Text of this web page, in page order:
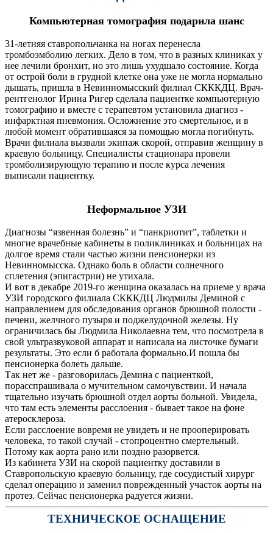
Компьютерная томография подарила шанс
31-летняя ставропольчанка на ногах перенесла
тромбоэмболию легких. Дело в том, что в разных клиниках у
нее лечили бронхит, но это лишь ухудшало состояние. Когда
от острой боли в грудной клетке она уже не могла нормально
дышать, пришла в Невинномысский филиал СКККДЦ. Врач-
рентгенолог Ирина Ригер сделала пациентке компьютерную
томографию и вместе с терапевтом установила диагноз -
инфарктная пневмония. Осложнение это смертельное, и в
любой момент обратившаяся за помощью могла погибнуть.
Врачи филиала вызвали экипаж скорой, отправив женщину в
краевую больницу. Специалисты стационара провели
тромболизирующую терапию и после курса лечения
выписали пациентку.
Неформальное УЗИ
Диагнозы “язвенная болезнь” и “панкриотит”, таблетки и
многие врачебные кабинеты в поликлиниках и больницах на
долгое время стали частью жизни пенсионерки из
Невинномысска. Однако боль в области солнечного
сплетения (эпигастрии) не утихала.
И вот в декабре 2019-го женщина оказалась на приеме у врача
УЗИ городского филиала СКККДЦ Людмилы Деминой с
направлением для обследования органов брюшной полости -
печени, желчного пузыря и поджелудочной железы. Ну
ограничилась бы Людмила Николаевна тем, что посмотрела в
свой ультразвуковой аппарат и написала на листочке бумаги
результаты. Это если б работала формально.И пошла бы
пенсионерка болеть дальше.
Так нет же - разговорилась Демина с пациенткой,
порасспрашивала о мучительном самочувствии. И начала
тщательно изучать брюшной отдел аорты больной. Увидела,
что там есть элементы расслоения - бывает такое на фоне
атеросклероза.
Если расслоение вовремя не увидеть и не прооперировать
человека, то такой случай - стопроцентно смертельный.
Потому как аорта рано или поздно разорвется.
Из кабинета УЗИ на скорой пациентку доставили в
Ставропольскую краевую больницу, где сосудистый хирург
сделал операцию и заменил поврежденный участок аорты на
протез. Сейчас пенсионерка радуется жизни.
ТЕХНИЧЕСКОЕ ОСНАЩЕНИЕ